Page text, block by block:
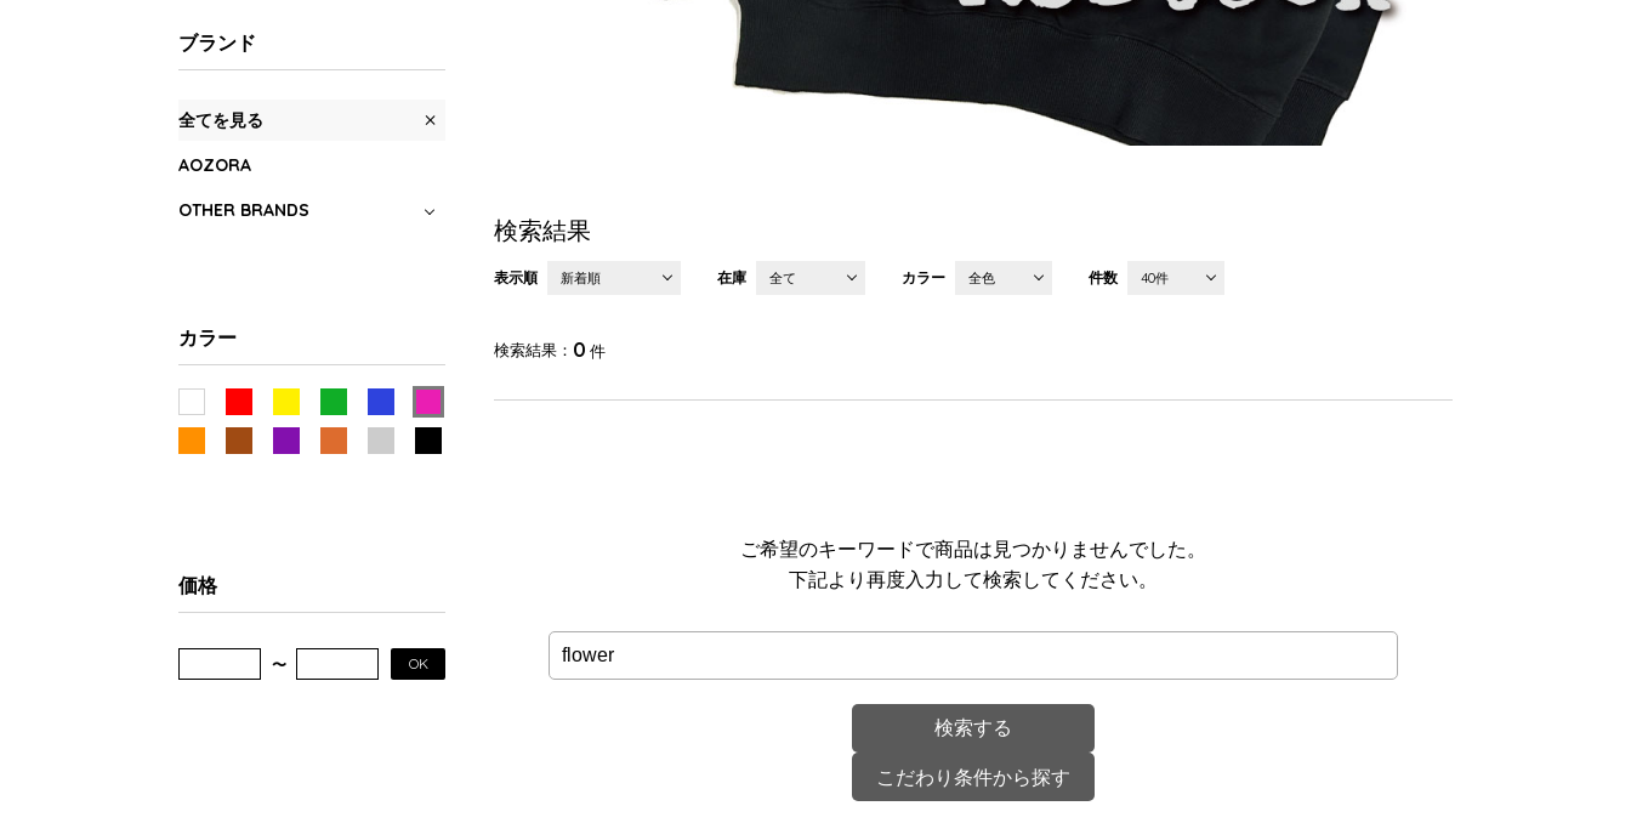
検索結果
表示順 新着順 在庫 全て カラー 全色 件数 40件
検索結果 0 件
ご希望のキーワードで商品は見つかりませんでした。
下記より再度入力して検索してください。
こだわり条件から探す
ブランド
全てを見る
AOZORA
OTHER BRANDS
カラー
価格
OK